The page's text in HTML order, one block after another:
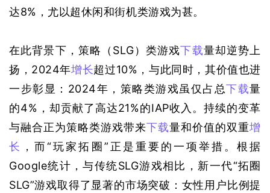
达8%，尤以超休闲和街机类游戏为甚。
在此背景下，策略 （SLG） 类游戏下载量却逆势上
扬，2024年增长超过10%，与此同时，其价值也进
一步彰显：2024年，策略类游戏虽仅占总下载量
的4%，却贡献了高达21%的IAP收入。持续的变革
与融合正为策略类游戏带来下载量和价值的双重增
长 ，而“玩家拓圈”正是重要的一项举措。根据
Google统计，与传统SLG游戏相比，新一代“拓圈
SLG”游戏取得了显著的市场突破：女性用户比例提